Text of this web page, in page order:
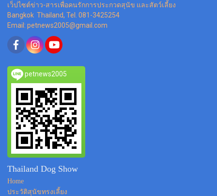
เว็ปไซต์ข่าว-สารเพื่อคนรักการประกวดสุนัข และสัตว์เลี้ยง
Bangkok Thailand, Tel. 081-3425254
Email: petnews2005@gmail.com
petnews2005
Thailand Dog Show
Home
ประวัติสุนัขทรงเลี้ยง